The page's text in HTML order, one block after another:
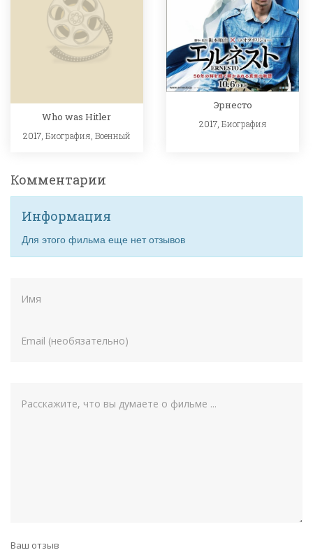
Who was Hitler
2017, Биография, Военный
Эрнесто
2017, Биография
Комментарии
Информация
Для этого фильма еще нет отзывов
Ваш отзыв